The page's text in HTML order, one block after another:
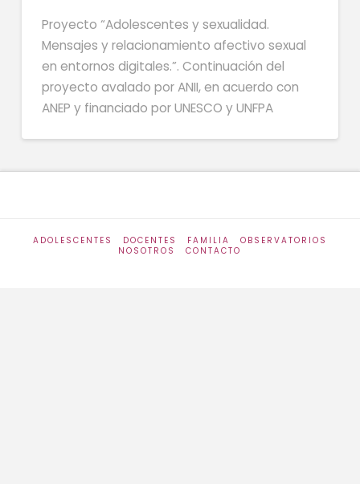
Proyecto “Adolescentes y sexualidad.
Mensajes y relacionamiento afectivo sexual
en entornos digitales.”. Continuación del
proyecto avalado por ANII, en acuerdo con
ANEP y financiado por UNESCO y UNFPA
ADOLESCENTES DOCENTES FAMILIA
OBSERVATORIOS
NOSOTROS
CONTACTO